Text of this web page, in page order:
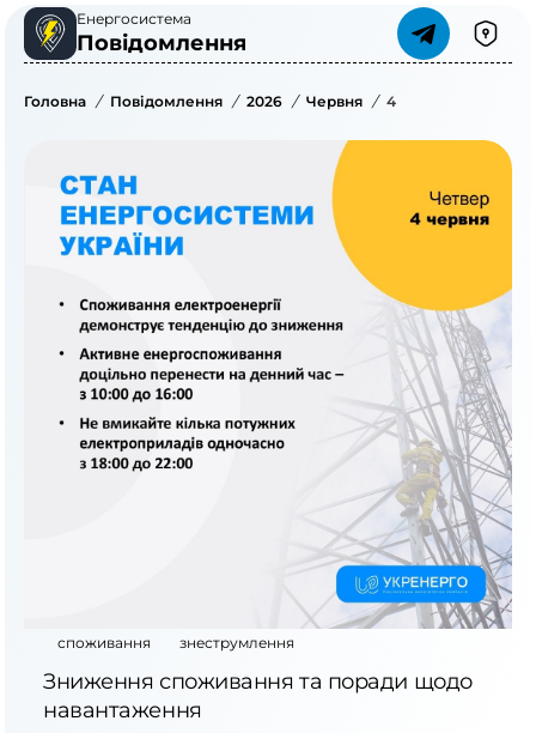
Енергосистема
Повідомлення
Головна / Повідомлення / 2026 / Червня / 4
споживання знеструмлення
Зниження споживання та поради щодо
навантаження